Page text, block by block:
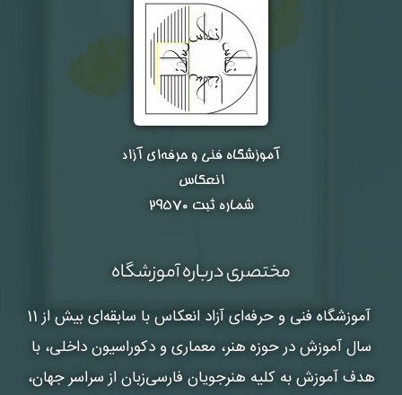
آموزشگاه فنی و حرفه‌ای آزاد
انعکاس
شماره ثبت ۲۹۵۷۰
مختصری درباره آموزشگاه
آموزشگاه فنی و حرفه‌ای آزاد انعکاس
با سابقه‌ای بیش از 11
سال آموزش در حوزه هنر، معماری و دکوراسیون داخلی، با
هدف آموزش به کلیه هنرجویان فارسی‌زبان از سراسر جهان،